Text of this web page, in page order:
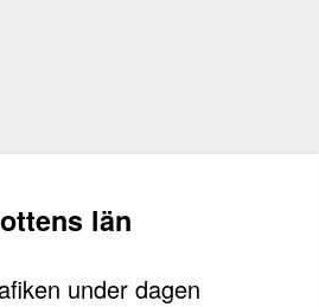
län
under dagen